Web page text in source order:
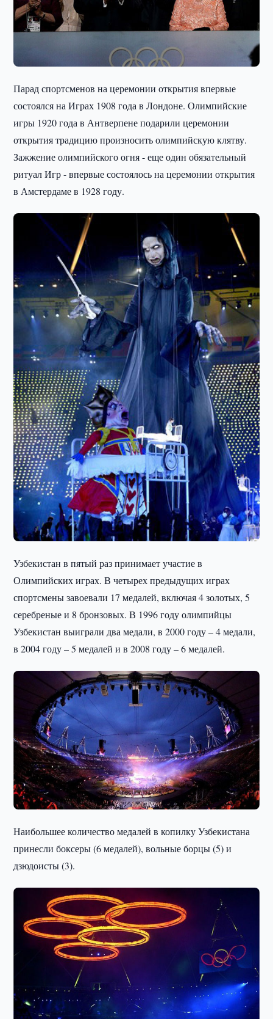
Парад спортсменов на церемонии открытия впервые
состоялся на Играх 1908 года в Лондоне. Олимпийские
игры 1920 года в Антверпене подарили церемонии
открытия традицию произносить олимпийскую клятву.
Зажжение олимпийского огня - еще один обязательный
ритуал Игр - впервые состоялось на церемонии открытия
в Амстердаме в 1928 году.
Узбекистан в пятый раз принимает участие в
Олимпийских играх. В четырех предыдущих играх
спортсмены завоевали 17 медалей, включая 4 золотых, 5
серебреные и 8 бронзовых. В 1996 году олимпийцы
Узбекистан выиграли два медали, в 2000 году – 4 медали,
в 2004 году – 5 медалей и в 2008 году – 6 медалей.
Наибольшее количество медалей в копилку Узбекистана
принесли боксеры (6 медалей), вольные борцы (5) и
дзюдоисты (3).